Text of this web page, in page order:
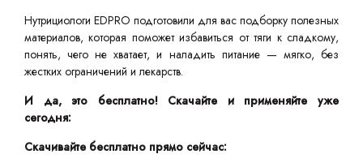
Нутрициологи EDPRO подготовили для вас подборку полезных
материалов, которая поможет избавиться от тяги к сладкому,
понять, чего не хватает, и наладить питание — мягко, без
жестких ограничений и лекарств.
И да, это бесплатно! Скачайте и применяйте уже
сегодня:
Скачивайте бесплатно прямо сейчас: